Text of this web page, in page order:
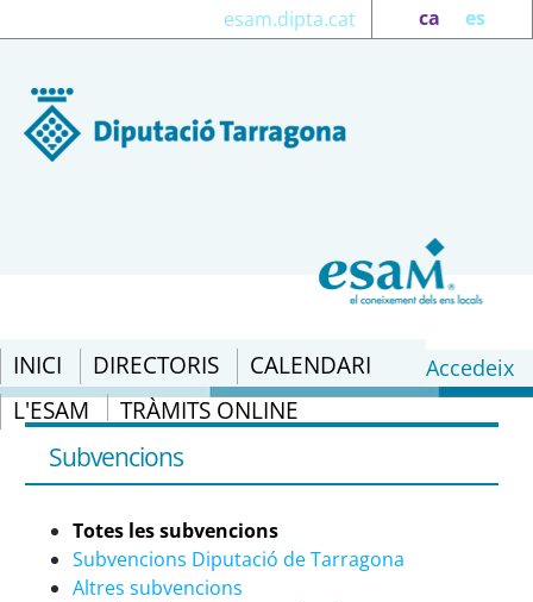
ca es
esam.dipta.cat
INICI DIRECTORIS
CALENDARI
L'ESAM
TRÀMITS ONLINE
Accedeix
Totes les subvencions - eSAM
Subvencions
Totes les subvencions
Subvencions Diputació de Tarragona
Altres subvencions